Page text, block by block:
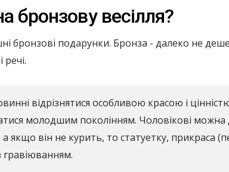
бронзову весілля?
бронзові подарунки. Бронза - далеко не
речі.
відрізнятися особливою красою і
молодшим поколінням. Чоловікові
якщо він не курить, то статуетку, прикраса
гравіюванням.